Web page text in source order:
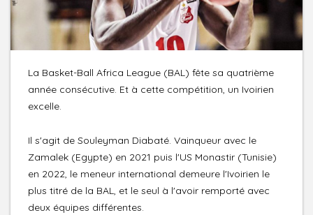
La Basket-Ball Africa League (BAL) fête sa quatrième
année consécutive. Et à cette compétition, un Ivoirien
excelle.
Il s'agit de Souleyman Diabaté. Vainqueur avec le
Zamalek (Egypte) en 2021 puis l'US Monastir (Tunisie)
en 2022, le meneur international demeure l'Ivoirien le
plus titré de la BAL, et le seul à l'avoir remporté avec
deux équipes différentes.